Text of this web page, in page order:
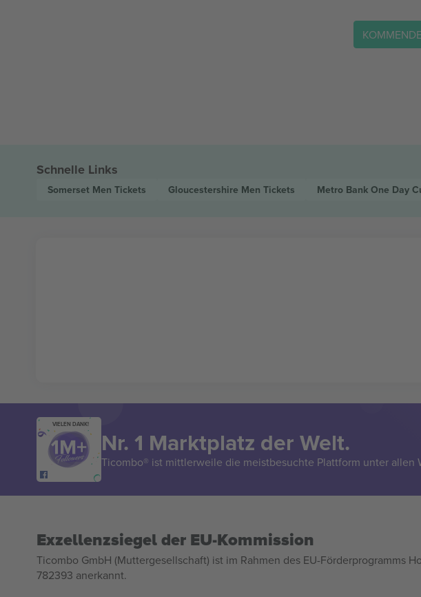
Schnelle Links
Somerset Men Tickets Gloucestershire Men Tickets Metro Bank One Day
VIELEN DANK!
Nr. 1 Marktplatz der Welt.
Ticombo® ist mittlerweile die meistbesuchte Plattform unter allen
Exzellenzsiegel der EU-Kommission
Ticombo GmbH (Muttergesellschaft) ist im Rahmen des EU-Förderprogramms
782393 anerkannt.